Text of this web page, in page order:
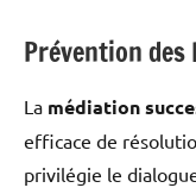
Prévention des
La médiation
efficace de
privilégie le